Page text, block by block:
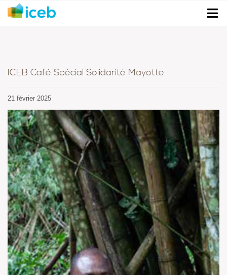
ICEB Café Spécial Solidarité Mayotte
21 février 2025